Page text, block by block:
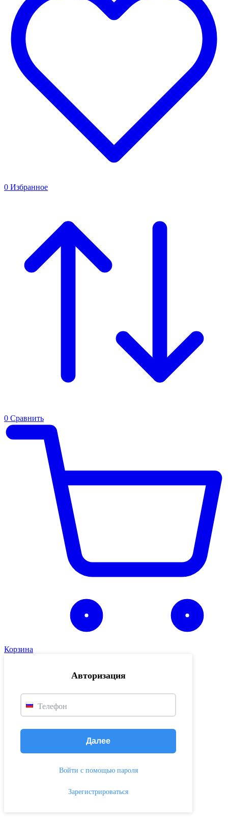
0 Избранное
0 Сравнить
Корзина
Авторизация
Телефон
Далее
Войти с помощью пароля
Зарегистрироваться